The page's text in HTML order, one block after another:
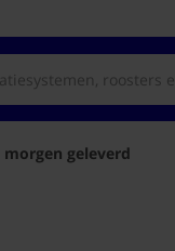
morgen geleverd